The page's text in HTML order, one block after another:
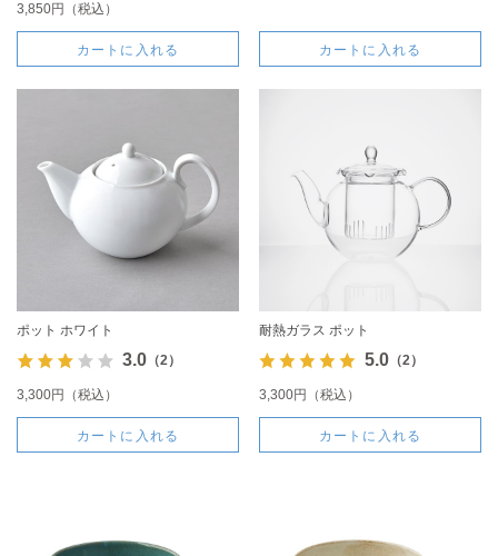
3,850円（税込）
カートに入れる カートに入れる
ポット ホワイト
3.0（2）
3,300円（税込）
カートに入れる
耐熱ガラス ポット
5.0（2）
3,300円（税込）
カートに入れる